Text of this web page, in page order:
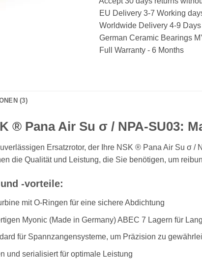
EU Delivery 3-7 Working
Worldwide Delivery 4-9
German Ceramic Bearings
Full Warranty - 6 Months
(3)
® Pana Air Su σ / NPA-SU03:
Ersatzrotor, der Ihre NSK ® Pana Air Su σ /
die Qualität und Leistung, die Sie benötigen, um
-vorteile:
mit O-Ringen für eine sichere Abdichtung
Myonic (Made in Germany) ABEC 7 Lagern für
für Spannzangensysteme, um Präzision zu
und serialisiert für optimale Leistung